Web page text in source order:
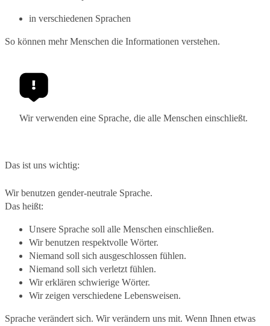
in verschiedenen Sprachen
So können mehr Menschen die Informationen verstehen.
Wir verwenden eine Sprache, die alle Menschen einschließt.
Das ist uns wichtig:
Wir benutzen gender-neutrale Sprache.
Das heißt:
Unsere Sprache soll alle Menschen einschließen.
Wir benutzen respektvolle Wörter.
Niemand soll sich ausgeschlossen fühlen.
Niemand soll sich verletzt fühlen.
Wir erklären schwierige Wörter.
Wir zeigen verschiedene Lebensweisen.
Sprache verändert sich. Wir verändern uns mit. Wenn Ihnen etwas